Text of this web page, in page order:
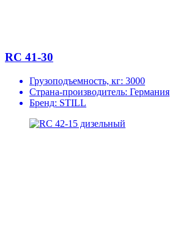
RC 41-30
Грузоподъемность, кг: 3000
Страна-производитель: Германия
Бренд: STILL